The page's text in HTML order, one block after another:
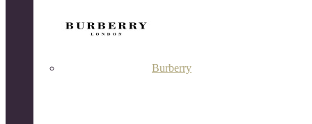
Burberry